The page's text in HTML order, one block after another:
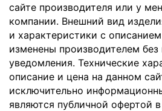
сайте производителя или у
компании. Внешний вид
и характеристики с
изменены производителем без
уведомления. Технические
описание и цена на данном
исключительно
являются публичной офертой